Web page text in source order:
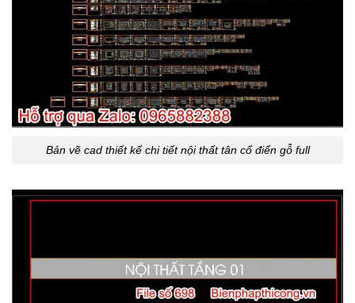
Bản vẽ cad thiết kế chi tiết nội thất tân cổ điển gỗ full